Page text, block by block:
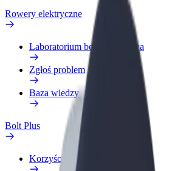
Rowery elektryczne
Laboratorium bezpieczeństwa
Zgłoś problem
Baza wiedzy
Bolt Plus
Korzyści